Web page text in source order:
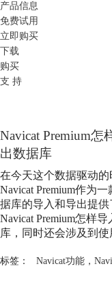
产品信息
免费试用
立即购买
下载
购买
支 持
Navicat Premium怎
出数据库
在今天这个数据驱动的
Navicat Premium作为
据库的导入和导出提
Navicat Premium怎样
库，同时还会涉及到使
标签： Navicat功能，